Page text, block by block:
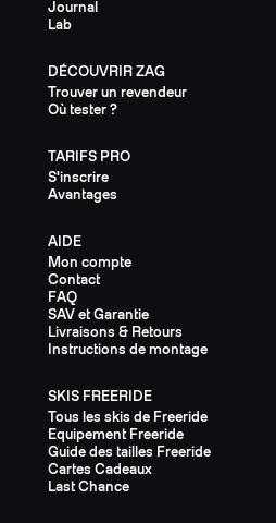
Journal
Lab
DÉCOUVRIR ZAG
Trouver un revendeur
Où tester ?
TARIFS PRO
S'inscrire
Avantages
AIDE
Mon compte
Contact
FAQ
SAV et Garantie
Livraisons & Retours
Instructions de montage
SKIS FREERIDE
Tous les skis de Freeride
Equipement Freeride
Guide des tailles Freeride
Cartes Cadeaux
Last Chance